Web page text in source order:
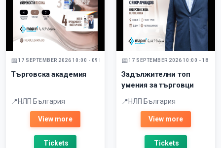
17 SEPTEMBER 2026 10:00 - 09 DECEMBER 2026
Търговска академия
НЛП България
View more
Tickets
17 SEPTEMBER 2026 10:00 - 18
Задължителни топ
умения за търговци
НЛП България
View more
Tickets